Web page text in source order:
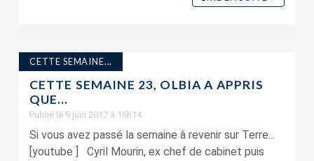
CETTE SEMAINE...
CETTE SEMAINE 23, OLBIA A APPRIS
QUE…
Publié le 9 juin 2017 à 16h14
Si vous avez passé la semaine à revenir sur Terre...
[youtube ] Cyril Mourin, ex chef de cabinet puis